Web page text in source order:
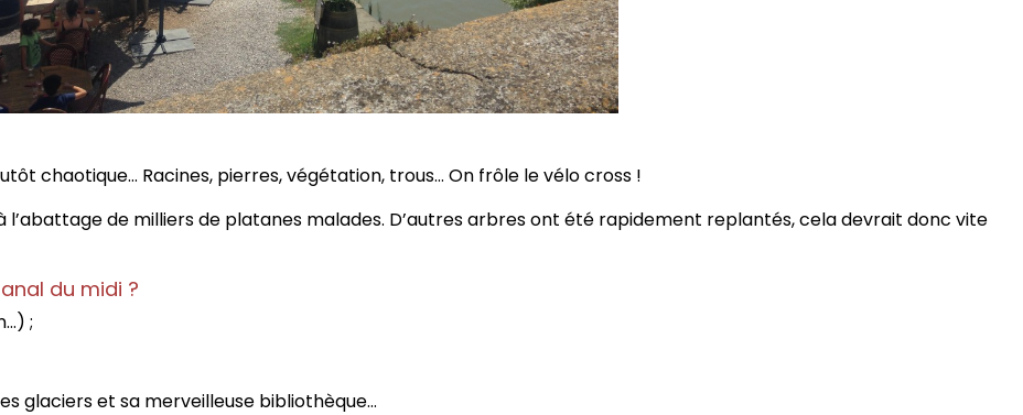
chaotique… Racines, pierres, végétation, trous… On frôle le vélo cross !
de milliers de platanes malades. D’autres arbres ont été rapidement replantés, cela devrait donc vite
du midi ?
;
glaciers et sa merveilleuse bibliothèque…